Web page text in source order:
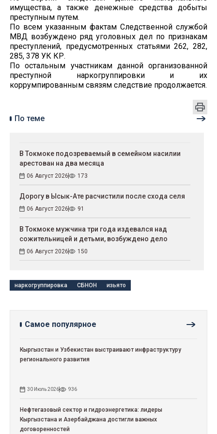
имущества, а также денежные средства добыты
преступным путем.
По всем указанным фактам Следственной службой
МВД возбуждено ряд уголовных дел по признакам
преступлений, предусмотренных статьями 262, 282,
285, 378 УК КР.
По остальным участникам данной организованной
преступной наркогруппировки и их
коррумпированным связям следствие продолжается.
По теме
В Токмоке подозреваемый в семейном насилии
арестован на два месяца
06 Август 2026 173
Дорогу в Ысык-Ате расчистили после схода селя
06 Август 2026 91
В Токмоке мужчина три года издевался над
сожительницей и детьми, возбуждено дело
06 Август 2026 150
наркогруппировка СБНОН изьято
Самое популярное
Кыргызстан и Узбекистан выстраивают инфраструктуру
регионального развития
30 Июль 2026 936
Нефтегазовый сектор и гидроэнергетика: лидеры
Кыргызстана и Азербайджана достигли важных
договоренностей